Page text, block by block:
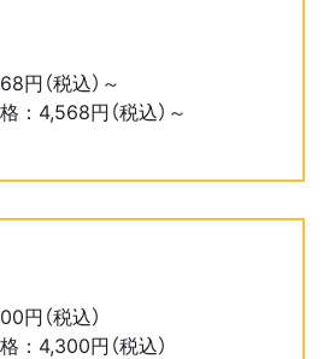
円（税込）～
：4,568円（税込）～
円（税込）
：4,300円（税込）